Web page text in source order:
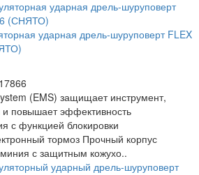
ударная дрель-шуруповерт FLEX
(EMS) защищает инструмент,
повышает эффективность
с функцией блокировки
тормоз Прочный корпус
с защитным кожухо..